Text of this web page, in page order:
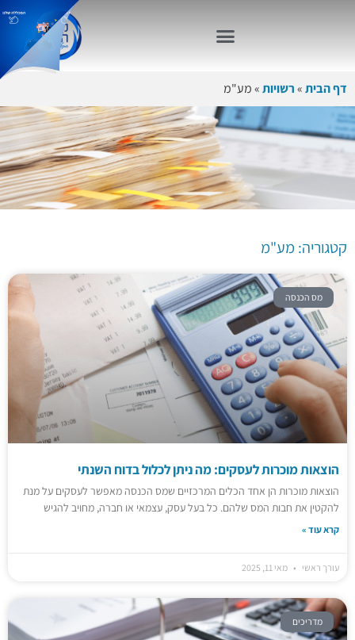
דף הבית»רשויות»מע"מ
קטגוריה: מע"מ
מס הכנסה
הוצאות מוכרות לעסקים: מה ניתן לכלול בדוח השנתי
הוצאות מוכרות הן אחד הכלים המרכזיים שמס הכנסה מאפשר לעסקים על מנת
להקטין את חבות המס שלהם. כל בעל עסק, עצמאי או חברה, מחויב להגיש
קרא עוד »
עורך ראשי מאי 11, 2025
מדריכים